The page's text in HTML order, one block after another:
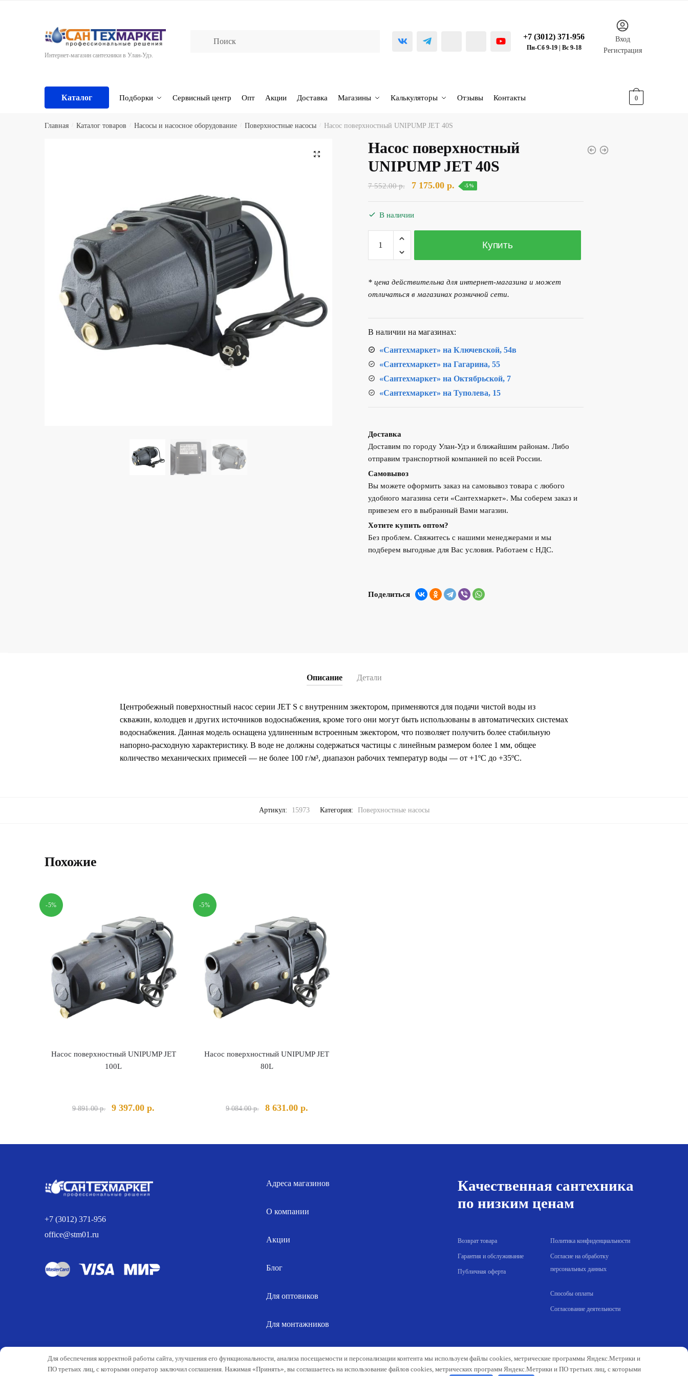
Интернет-магазин сантехники в Улан-Удэ.
+7 (3012) 371-956
Пн-Сб 9-19 | Вс 9-18
Вход
Регистрация
Каталог Подборки Сервисный центр Опт Акции Доставка Магазины Калькуляторы Отзывы Контакты 0
Главная Каталог товаров Насосы и насосное оборудование Поверхностные насосы Насос поверхностный UNIPUMP JET 40S
🔍
Насос поверхностный
UNIPUMP JET 40S
7 552.00р.
Первоначальная
составляла
7
7 175.00 р.Текущая
175.00 р..
-5%
В наличии
Количество
товара
Насос
UNIPUMP
Купить
* цена действительна для интернет-магазина и может
отличаться в магазинах розничной сети.
В наличии на магазинах:
«Сантехмаркет» на Ключевской, 54в
«Сантехмаркет» на Гагарина, 55
«Сантехмаркет» на Октябрьской, 7
«Сантехмаркет» на Туполева, 15
Доставка
Доставим по городу Улан-Удэ и ближайшим районам. Либо
отправим транспортной компанией по всей России.
Самовывоз
Вы можете оформить заказ на самовывоз товара с любого
удобного магазина сети «Сантехмаркет». Мы соберем заказ и
привезем его в выбранный Вами магазин.
Хотите купить оптом?
Без проблем. Свяжитесь с нашими менеджерами и мы
подберем выгодные для Вас условия. Работаем с НДС.
Поделиться
Описание Детали
Центробежный поверхностный насос серии JET S c внутренним эжектором, применяются для подачи чистой воды из
скважин, колодцев и других источников водоснабжения, кроме того они могут быть использованы в автоматических системах
водоснабжения. Данная модель оснащена удлиненным встроенным эжектором, что позволяет получить более стабильную
напорно-расходную характеристику. В воде не должны содержаться частицы с линейным размером более 1 мм, общее
количество механических примесей — не более 100 г/м³, диапазон рабочих температур воды — от +1ºС до +35ºС.
Артикул: 15973 Категория: Поверхностные насосы
Похожие
-5%
Насос поверхностный UNIPUMP JET
100L
9 891.00р.
Первоначальная
9
9 397.00р.
397.00 р..
-5%
Насос поверхностный UNIPUMP JET
80L
9 084.00р.
Первоначальная
9
8 631.00 р.
631.00 р..
+7 (3012) 371-956
office@stm01.ru
Адреса магазинов
О компании
Акции
Блог
Для оптовиков
Для монтажников
Качественная сантехника
по низким ценам
Возврат товара
Гарантия и обслуживание
Публичная оферта
Политика конфиденциальности
Согласие на обработку
персональных данных
Способы оплаты
Согласование деятельности
Для обеспечения корректной работы сайта, улучшения его функциональности, анализа посещаемости и персонализации контента мы используем файлы cookies, метрические программы Яндекс.Метрики и
ПО третьих лиц, с которыми оператор заключил соглашения. Нажимая «Принять», вы соглашаетесь на использование файлов cookies, метрических программ Яндекс.Метрики и ПО третьих лиц, с которыми